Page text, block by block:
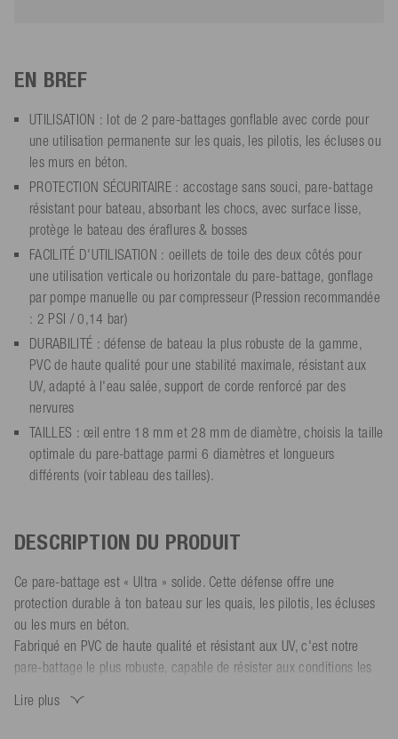
EN BREF
UTILISATION : lot de 2 pare-battages gonflable avec corde pour
une utilisation permanente sur les quais, les pilotis, les écluses ou
les murs en béton.
PROTECTION SÉCURITAIRE : accostage sans souci, pare-battage
résistant pour bateau, absorbant les chocs, avec surface lisse,
protège le bateau des éraflures & bosses
FACILITÉ D'UTILISATION : oeillets de toile des deux côtés pour
une utilisation verticale ou horizontale du pare-battage, gonflage
par pompe manuelle ou par compresseur (Pression recommandée
: 2 PSI / 0,14 bar)
DURABILITÉ : défense de bateau la plus robuste de la gamme,
PVC de haute qualité pour une stabilité maximale, résistant aux
UV, adapté à l'eau salée, support de corde renforcé par des
nervures
TAILLES : œil entre 18 mm et 28 mm de diamètre, choisis la taille
optimale du pare-battage parmi 6 diamètres et longueurs
différents (voir tableau des tailles).
DESCRIPTION DU PRODUIT
Ce pare-battage est « Ultra » solide. Cette défense offre une
protection durable à ton bateau sur les quais, les pilotis, les écluses
ou les murs en béton.
Fabriqué en PVC de haute qualité et résistant aux UV, c'est notre
pare-battage le plus robuste, capable de résister aux conditions les
efficacement ton bateau des éraflures et des bosses. Les œillets en
Lire plus